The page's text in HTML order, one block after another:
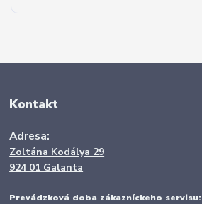
Kontakt
Adresa:
Zoltána Kodálya 29
924 01 Galanta
Prevádzková doba zákazníckeho servisu: